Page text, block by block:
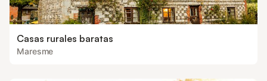
Casas rurales baratas
Maresme